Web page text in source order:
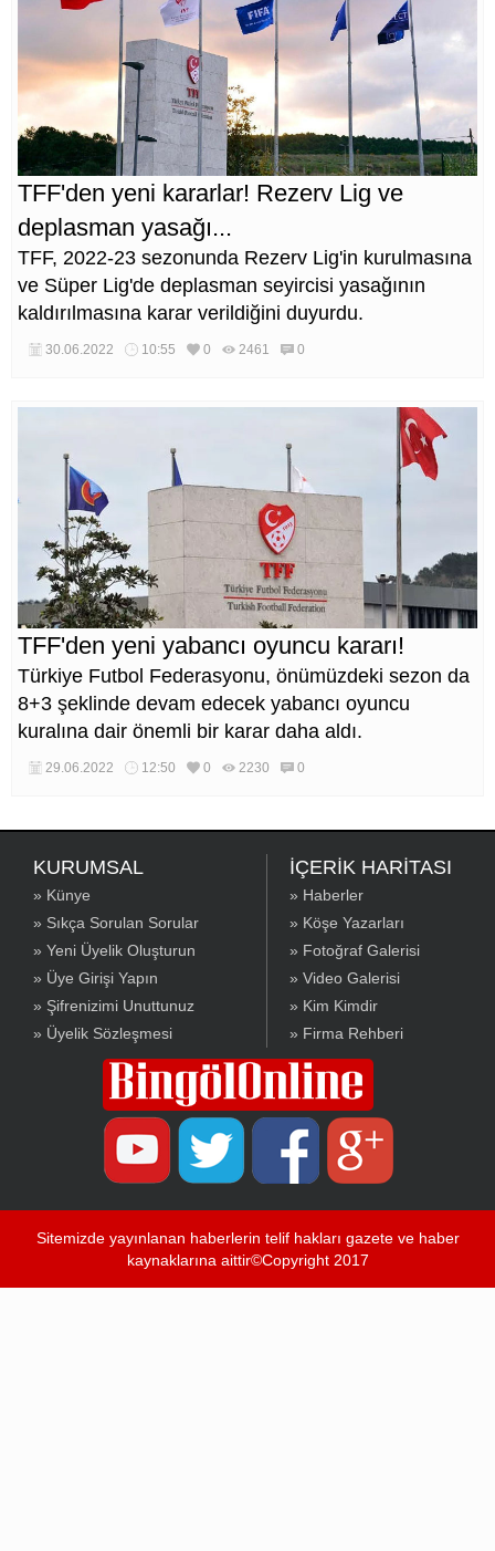
TFF'den yeni kararlar! Rezerv Lig ve
deplasman yasağı...
TFF, 2022-23 sezonunda Rezerv Lig'in kurulmasına
ve Süper Lig'de deplasman seyircisi yasağının
kaldırılmasına karar verildiğini duyurdu.
30.06.2022 10:55 0 2461 0
TFF'den yeni yabancı oyuncu kararı!
Türkiye Futbol Federasyonu, önümüzdeki sezon da
8+3 şeklinde devam edecek yabancı oyuncu
kuralına dair önemli bir karar daha aldı.
29.06.2022 12:50 0 2230 0
KURUMSAL
» Künye
» Sıkça Sorulan Sorular
» Yeni Üyelik Oluşturun
» Üye Girişi Yapın
» Şifrenizimi Unuttunuz
» Üyelik Sözleşmesi
İÇERİK HARİTASI
» Haberler
» Köşe Yazarları
» Fotoğraf Galerisi
» Video Galerisi
» Kim Kimdir
» Firma Rehberi
Sitemizde yayınlanan haberlerin telif hakları gazete ve haber
kaynaklarına aittir©Copyright 2017